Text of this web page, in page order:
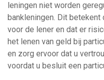
leningen niet worden
bankleningen. Dit
voor de lener en dat er
het lenen van geld bij
en zorg ervoor dat u
voordat u besluit een